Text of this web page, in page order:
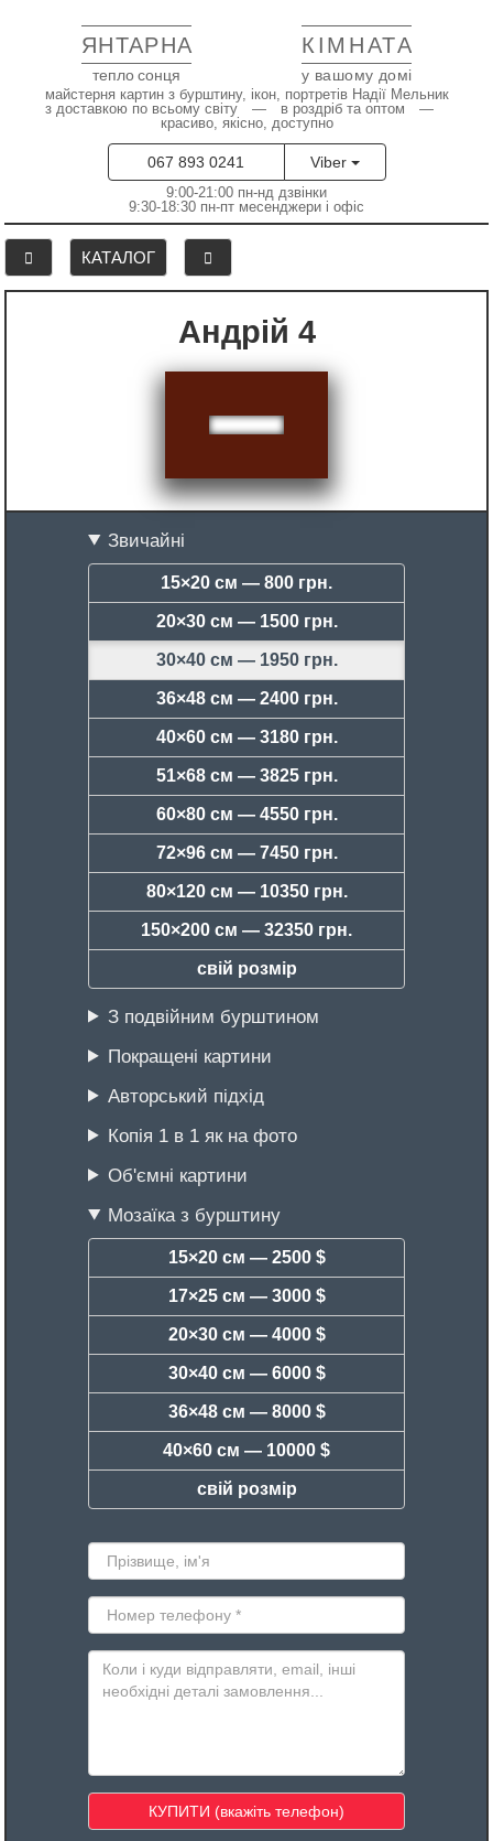
ЯНТАРНА КІМНАТА
тепло сонця у вашому домі
майстерня картин з бурштину, ікон, портретів Надії Мельник
з доставкою по всьому світу — в роздріб та оптом —
красиво, якісно, доступно
067 893 0241 Viber
9:00-21:00 пн-нд дзвінки
9:30-18:30 пн-пт месенджери і офіс
КАТАЛОГ
Андрій 4
Звичайні
15×20 см — 800 грн.
20×30 см — 1500 грн.
30×40 см — 1950 грн.
36×48 см — 2400 грн.
40×60 см — 3180 грн.
51×68 см — 3825 грн.
60×80 см — 4550 грн.
72×96 см — 7450 грн.
80×120 см — 10350 грн.
150×200 см — 32350 грн.
свій розмір
З подвійним бурштином
Покращені картини
Авторський підхід
Копія 1 в 1 як на фото
Об'ємні картини
Мозаїка з бурштину
15×20 см — 2500 $
17×25 см — 3000 $
20×30 см — 4000 $
30×40 см — 6000 $
36×48 см — 8000 $
40×60 см — 10000 $
свій розмір